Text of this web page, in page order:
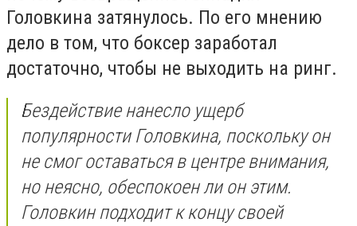
Головкина затянулось. По его мнению
дело в том, что боксер заработал
достаточно, чтобы не выходить на ринг.
Бездействие нанесло ущерб
популярности Головкина, поскольку он
не смог оставаться в центре внимания,
но неясно, обеспокоен ли он этим.
Головкин подходит к концу своей